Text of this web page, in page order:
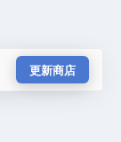
更新商店